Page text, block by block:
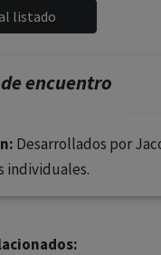
encuentro
Desarrollados por
individuales.